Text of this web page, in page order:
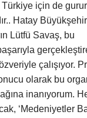
için de
Hatay
Lütfü Savaş, bu
çalışıyor.
olarak bu
inanıyorum.
‘Medeniyetler